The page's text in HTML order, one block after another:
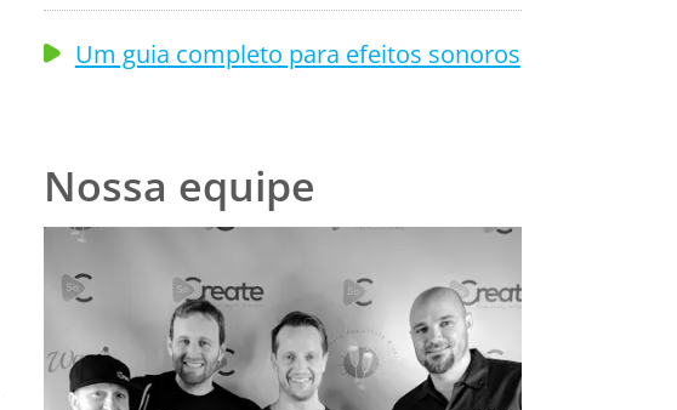
Um guia completo para efeitos sonoros
Nossa equipe